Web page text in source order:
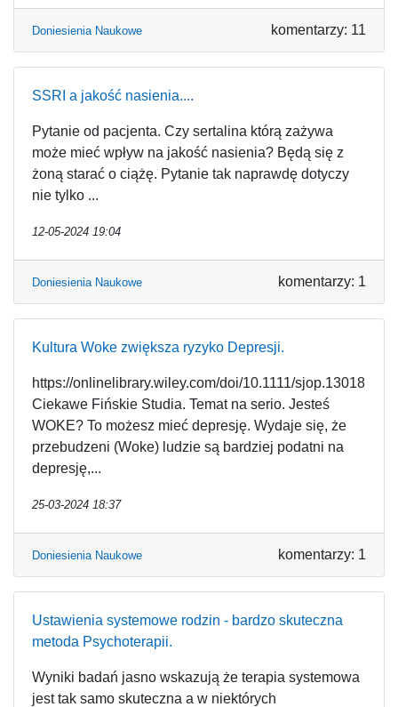
Doniesienia Naukowe komentarzy: 11
SSRI a jakość nasienia....
Pytanie od pacjenta. Czy sertalina którą zażywa
może mieć wpływ na jakość nasienia? Będą się z
żoną starać o ciążę. Pytanie tak naprawdę dotyczy
nie tylko ...
12-05-2024 19:04
Doniesienia Naukowe komentarzy: 1
Kultura Woke zwiększa ryzyko Depresji.
https://onlinelibrary.wiley.com/doi/10.1111/sjop.13018
Ciekawe Fińskie Studia. Temat na serio. Jesteś
WOKE? To możesz mieć depresję. Wydaje się, że
przebudzeni (Woke) ludzie są bardziej podatni na
depresję,...
25-03-2024 18:37
Doniesienia Naukowe komentarzy: 1
Ustawienia systemowe rodzin - bardzo skuteczna
metoda Psychoterapii.
Wyniki badań jasno wskazują że terapia systemowa
jest tak samo skuteczna a w niektórych